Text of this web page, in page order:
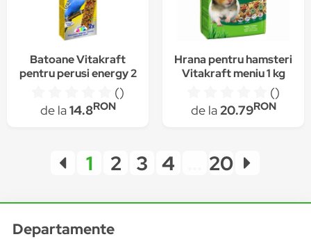
Batoane Vitakraft
pentru perusi energy 2
buc/ cutie. Set 5 cutii
()
de la14.8RON
Hrana pentru hamsteri
Vitakraft meniu 1 kg
()
de la20.79RON
1 2 3 4 20
Departamente